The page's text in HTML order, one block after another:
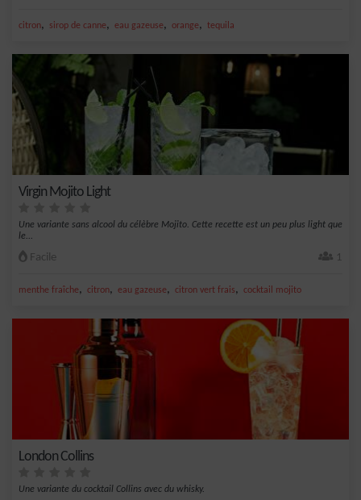
citron, sirop de canne, eau gazeuse, orange, tequila
Virgin Mojito Light
Une variante sans alcool du célèbre Mojito. Cette recette est un peu plus light que
le...
Facile 1
menthe fraîche, citron, eau gazeuse, citron vert frais, cocktail mojito
London Collins
Une variante du cocktail Collins avec du whisky.